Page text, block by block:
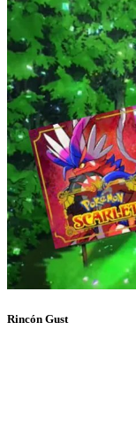
Rincón Gust